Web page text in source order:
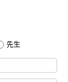
先生